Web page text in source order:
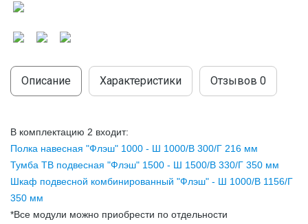
СТОЛЫ ПИСЬМЕННЫЕ
ТУМБЫ
МОДУЛЬНЫЕ КУХНИ
МОЙКИ
ОБЕДЕННЫЕ ГРУППЫ
ТАБУРЕТЫ
ШКАФЫ
ЭТАЖЕРКИ И БАНКЕТКИ
ДЛЯ ОБУВИ
Описание Характеристики Отзывов 0
В комплектацию 2 входит:
Полка навесная "Флэш" 1000 - Ш 1000/В 300/Г 216 мм
Тумба ТВ подвесная "Флэш" 1500 - Ш 1500/В 330/Г 350 мм
Шкаф подвесной комбинированный "Флэш" - Ш 1000/В 1156/Г
350 мм
*Все модули можно приобрести по отдельности